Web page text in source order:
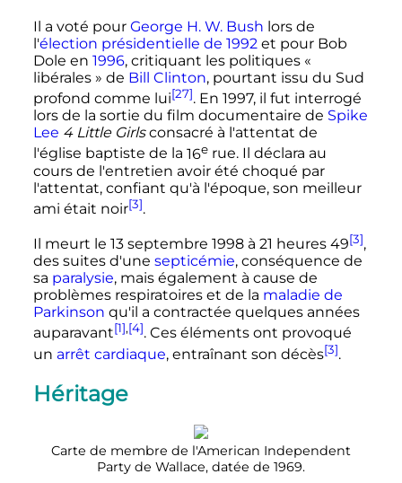
Il a voté pour George H. W. Bush lors de
l'élection présidentielle de 1992et pour Bob
Dole en 1996, critiquant les politiques «
libérales » de Bill Clinton, pourtant issu du Sud
profond comme lui[27]. En 1997, il fut interrogé
lors de la sortie du film documentaire de Spike
Lee 4 Little Girlsconsacré à l'attentat de
l'église baptiste de la 16erue. Il déclara au
cours de l'entretien avoir été choqué par
l'attentat, confiant qu'à l'époque, son meilleur
ami était noir[3].
Il meurt le 13 septembre 1998à 21 heures 49[3],
des suites d'une septicémie, conséquence de
sa paralysie, mais également à cause de
problèmes respiratoires et de la maladie de
Parkinson qu'il a contractée quelques années
auparavant[1],[4]. Ces éléments ont provoqué
un arrêt cardiaque, entraînant son décès[3].
Héritage
Carte de membre de l'American Independent
Party de Wallace, datée de 1969.